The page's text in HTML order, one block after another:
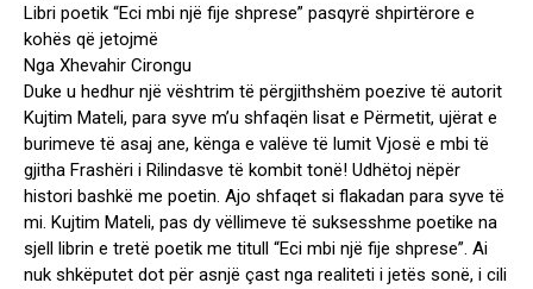
Libri poetik “Eci mbi një fije shprese” pasqyrë shpirtërore e
kohës që jetojmë
Nga Xhevahir Cirongu
Duke u hedhur një vështrim të përgjithshëm poezive të autorit
Kujtim Mateli, para syve m’u shfaqën lisat e Përmetit, ujërat e
burimeve të asaj ane, kënga e valëve të lumit Vjosë e mbi të
gjitha Frashëri i Rilindasve të kombit tonë! Udhëtoj nëpër
histori bashkë me poetin. Ajo shfaqet si flakadan para syve të
mi. Kujtim Mateli, pas dy vëllimeve të suksesshme poetike na
sjell librin e tretë poetik me titull “Eci mbi një fije shprese”. Ai
nuk shkëputet dot për asnjë çast nga realiteti i jetës sonë, i cili